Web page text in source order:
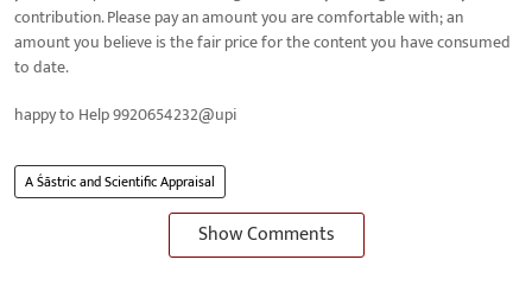
contribution. Please pay an amount you are comfortable with; an
amount you believe is the fair price for the content you have consumed
to date.
happy to Help 9920654232@upi
A Śāstric and Scientific Appraisal
Show Comments